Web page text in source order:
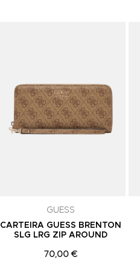
GUESS
CARTEIRA GUESS BRENTON
SLG LRG ZIP AROUND
70,00 €